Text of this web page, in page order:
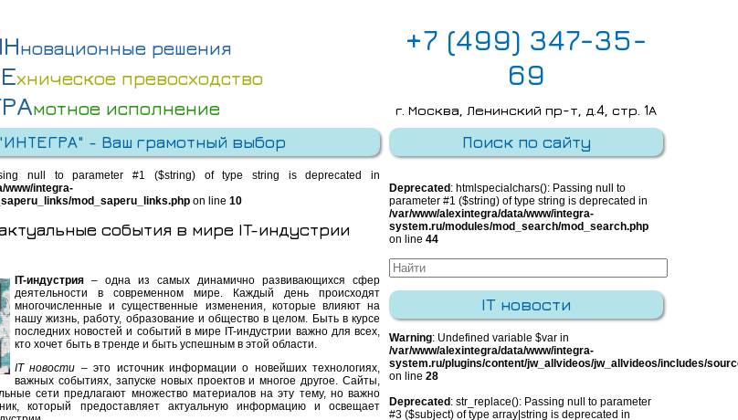
новационные решения
хническое превосходство
мотное исполнение
+7 (499) 347-35-
69
г. Москва, Ленинский пр-т, д.4, стр. 1А
E-mail:info@integra-system.ru
- Ваш грамотный выбор
null to parameter #1 ($string) of type string is deprecated in
www/integra-
mod_saperu_links.php on line 10
события в мире IT-индустрии
IT-индустрия – одна из самых динамично развивающихся сфер
деятельности в современном мире. Каждый день происходят
многочисленные и существенные изменения, которые влияют на
нашу жизнь, работу, образование и общество в целом. Быть в курсе
последних новостей и событий в мире IT-индустрии важно для всех,
кто хочет быть в тренде и быть успешным в этой области.
IT новости – это источник информации о новейших технологиях,
важных событиях, запуске новых проектов и многое другое. Сайты,
сети предлагают множество материалов на эту тему, но важно
который предоставляет актуальную информацию и освещает
Поиск по сайту
Deprecated : htmlspecialchars(): Passing null to
parameter #1 ($string) of type string is deprecated in
/var/www/alexintegra/data/www/integra-
system.ru/modules/mod_search/mod_search.php
on line 44
IT новости
Warning: Undefined variable $var in
/var/www/alexintegra/data/www/integra-
system.ru/plugins/content/jw_allvideos/jw_allvideos/includes/
on line 28
Deprecated : str_replace(): Passing null to parameter
#3 ($subject) of type array|string is deprecated in